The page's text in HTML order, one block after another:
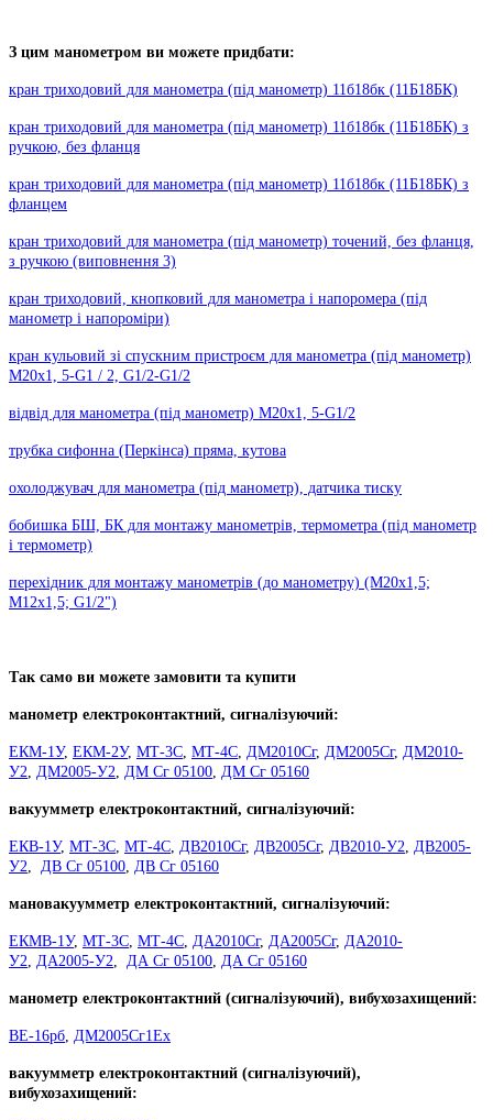
З цим манометром ви можете придбати:
кран триходовий для манометра (під манометр) 11б18бк (11Б18БК)
кран триходовий для манометра (під манометр) 11б18бк (11Б18БК) з
ручкою, без фланця
кран триходовий для манометра (під манометр) 11б18бк (11Б18БК) з
фланцем
кран триходовий для манометра (під манометр) точений, без фланця,
з ручкою (виповнення 3)
кран триходовий, кнопковий для манометра і напоромера (під
манометр і напороміри)
кран кульовий зі спускним пристроєм для манометра (під манометр)
М20х1, 5-G1 / 2, G1/2-G1/2
відвід для манометра (під манометр) М20х1, 5-G1/2
трубка сифонна (Перкінса) пряма, кутова
охолоджувач для манометра (під манометр), датчика тиску
бобишка БШ, БК для монтажу манометрів, термометра (під манометр
і термометр)
перехідник для монтажу манометрів (до манометру) (М20х1,5;
М12х1,5; G1/2")
Так само ви можете замовити та купити
манометр електроконтактний, сигналізуючий:
ЕКМ-1У, ЕКМ-2У, МТ-3С МТ-4С ДМ2010Сг, ДМ2005Сг, ДМ2010-
У2
ДМ2005-У2 ДМ Сг 05100 ДМ Сг 05160
вакуумметр електроконтактний, сигналізуючий:
ЕКВ-1У, МТ-3С МТ-4С ДВ2010Сг, ДВ2005Сг, ДВ2010-У2
ДВ2005-
У2
ДВ Сг 05100 ДВ Сг 05160
мановакуумметр електроконтактний, сигналізуючий:
ЕКМВ-1У, МТ-3С МТ-4С ДА2010Сг, ДА2005Сг, ДА2010-
У2
ДА2005-У2 ДА Сг 05100 ДА Сг 05160
манометр електроконтактний (сигналізуючий), вибухозахищений:
ВЕ-16рб ДМ2005Сг1Ех
вакуумметр електроконтактний (сигналізуючий),
вибухозахищений: